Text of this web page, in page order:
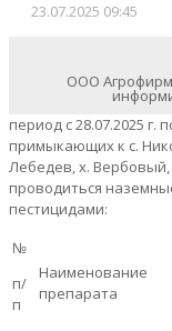
23.07.2025 09:45
ООО
период с 28.07.2025 г.
примыкающих к с.
Лебедев, х. Вербовый,
проводиться
пестицидами:
№
п/
п
Наименование
препарата